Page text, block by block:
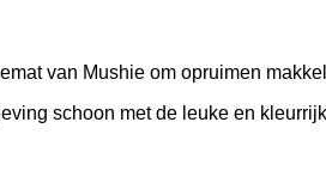
van Mushie om opruimen
schoon met de leuke en